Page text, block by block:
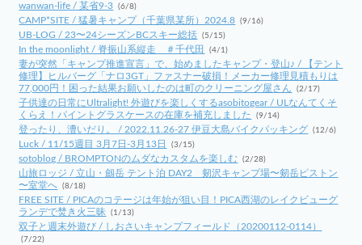
wanwan-life / 某省9-3 (6/8)
CAMP*SITE / 猛暑キャンプ（千葉県某所）2024.8 (9/16)
UB-LOG / 23〜24シーズンBCスキー総括 (5/15)
In the moonlight / 脊振山系縦走 ＃千代田 (4/1)
妻が突然「キャンプ推進宣言」で、始めましたキャンプ・登山♪ / 【テント
修理】ヒルバーグ「ナロ3GT」ファスナー破損！メーカー修理見積もりは
77,000円！困った結果お願いしたのは町のクリーニング屋さん
(2/17)
子供達の日常にUltralight! 外遊びを楽しくするasobitogear / ULなんてくそ
くらえ！パイントグラスケースの在庫を補充しました
(9/14)
登ったり、漕いだり。 / 2022.11.26-27 伊豆大島バイクパッキング (12/6)
Luck / 11/15週目 3月7日-3月13日 (3/15)
sotoblog / BROMPTONのムダなカスタムを楽しむ (2/28)
山旅ロッジ / 立山・劔岳 テント泊 DAY2 剱沢キャンプ場〜剱岳ピストン
〜室堂へ (8/18)
FREE SITE / PICAのコテージは年始が狙い目！PICA西湖のレイクビューグ
ランデで焚き火三昧
(1/13)
双子と週末外遊び / しおさいキャンプフィールド（20200112-0114）
(7/22)